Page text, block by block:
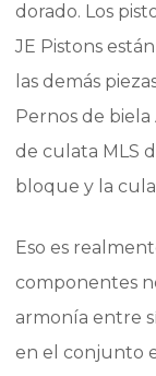
dorado. Los
JE Pistons
las demás
Pernos de
de culata MLS
bloque y la
Eso es
componentes
armonía entre
en el conjunto